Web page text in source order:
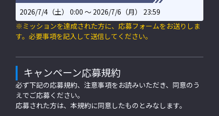
2026/7/4（土） 0:00 〜 2026/7/6（月） 23:59
※ミッションを達成された方に、応募フォームをお送りしま
す。必要事項を記入して送信してください。
キャンペーン応募規約
必ず下記の応募規約、注意事項をお読みいただき、同意のう
えでご応募ください。
応募された方は、本規約に同意したものとみなします。